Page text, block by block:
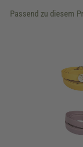
Passend zu diesem